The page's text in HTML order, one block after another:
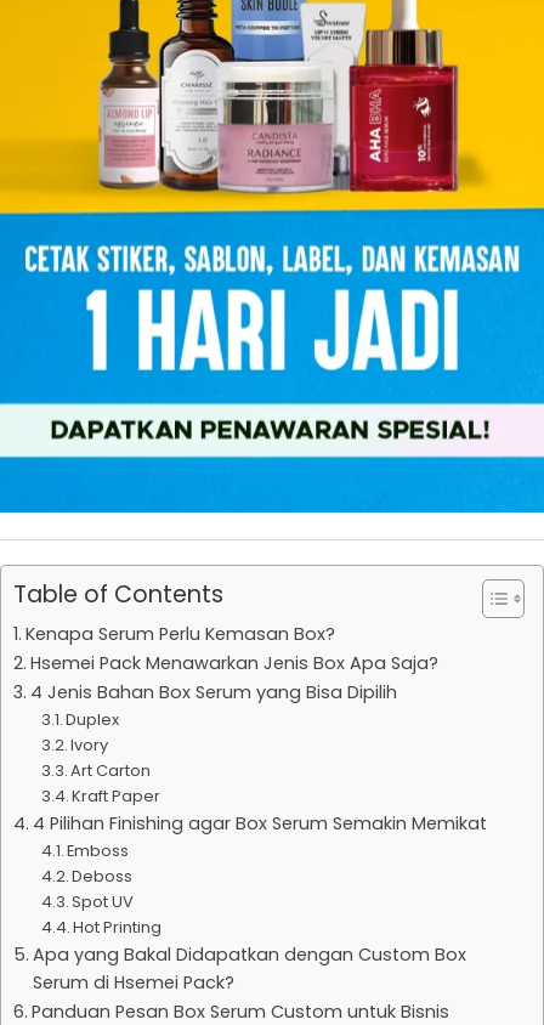
Table of Contents
Kenapa Serum Perlu Kemasan Box?
Hsemei Pack Menawarkan Jenis Box Apa Saja?
4 Jenis Bahan Box Serum yang Bisa Dipilih
Duplex
Ivory
Art Carton
Kraft Paper
4 Pilihan Finishing agar Box Serum Semakin Memikat
Emboss
Deboss
Spot UV
Hot Printing
Apa yang Bakal Didapatkan dengan Custom Box
Serum di Hsemei Pack?
Panduan Pesan Box Serum Custom untuk Bisnis